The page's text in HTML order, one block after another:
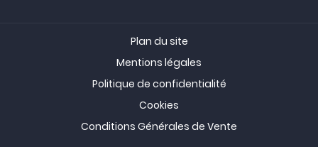
Plan du site
Mentions légales
Politique de confidentialité
Cookies
Conditions Générales de Vente